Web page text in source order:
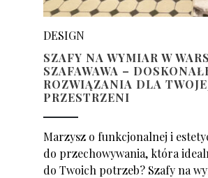
DESIGN
SZAFY NA WYMIAR W
SZAFAWAWA –
ROZWIĄZANIA DLA
PRZESTRZENI
Marzysz o funkcjonalnej i
do przechowywania, która
do Twoich potrzeb? Szafy na